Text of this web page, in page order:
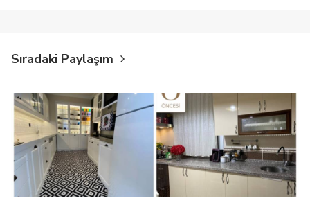
Sıradaki Paylaşım